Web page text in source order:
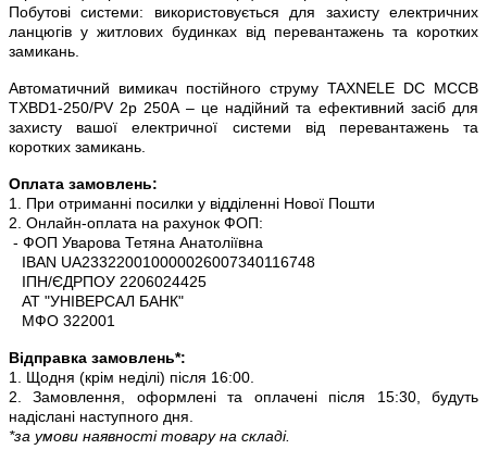
Побутові системи: використовується для захисту електричних
ланцюгів у житлових будинках від перевантажень та коротких
замикань.
Автоматичний вимикач постійного струму TAXNELE DC MCCB
TXBD1-250/PV 2p 250A – це надійний та ефективний засіб для
захисту вашої електричної системи від перевантажень та
коротких замикань.
Оплата замовлень:
1. При отриманні посилки у відділенні Нової Пошти
2. Онлайн-оплата на рахунок ФОП:
- ФОП Уварова Тетяна Анатоліївна
IBAN UA233220010000026007340116748
ІПН/ЄДРПОУ 2206024425
АТ "УНІВЕРСАЛ БАНК"
МФО 322001
Відправка замовлень*:
1. Щодня (крім неділі) після 16:00.
2. Замовлення, оформлені та оплачені після 15:30, будуть
надіслані наступного дня.
*за умови наявності товару на складі.